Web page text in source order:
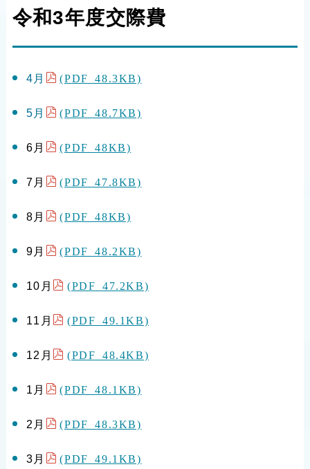
令和3年度交際費
4月 (PDF 48.3KB)
5月 (PDF 48.7KB)
6月 (PDF 48KB)
7月 (PDF 47.8KB)
8月 (PDF 48KB)
9月 (PDF 48.2KB)
10月 (PDF 47.2KB)
11月 (PDF 49.1KB)
12月 (PDF 48.4KB)
1月 (PDF 48.1KB)
2月 (PDF 48.3KB)
3月 (PDF 49.1KB)